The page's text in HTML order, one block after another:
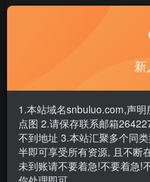
- 百度网盘提示提取码错误，请
- 遇见解压密码不对、无法解压
- 资源失效/充值未到账/账号解
#碧蓝档案#
🐰「びょん。私は最高の
Bunny Toki@无风霖鹿
新
1.本站域名snbuluo.com,声
点图 2.请保存联系邮箱
不到地址 3.本站汇聚多个同
半即可享受所有资源, 且不断
未到账请不要着急!不要着急!